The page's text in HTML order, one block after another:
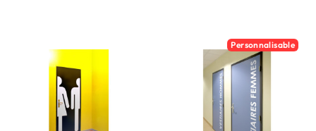
Personnalisable